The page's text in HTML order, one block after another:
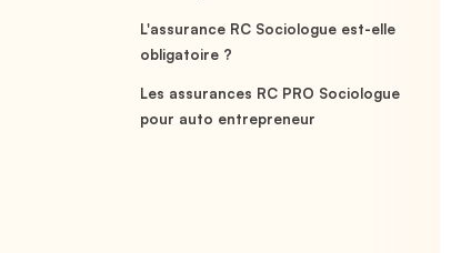
L'assurance RC Sociologue est-elle
obligatoire ?
Les assurances RC PRO Sociologue
pour auto entrepreneur